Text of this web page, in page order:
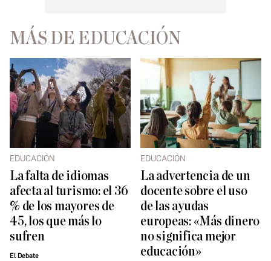
MÁS DE EDUCACIÓN
EDUCACIÓN
La falta de idiomas
afecta al turismo: el 36
% de los mayores de
45, los que más lo
sufren
El Debate
EDUCACIÓN
La advertencia de un
docente sobre el uso
de las ayudas
europeas: «Más dinero
no significa mejor
educación»